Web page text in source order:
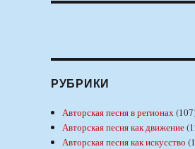
РУБРИКИ
Авторская песня в регионах
Авторская песня как движение
Авторская песня как искусство